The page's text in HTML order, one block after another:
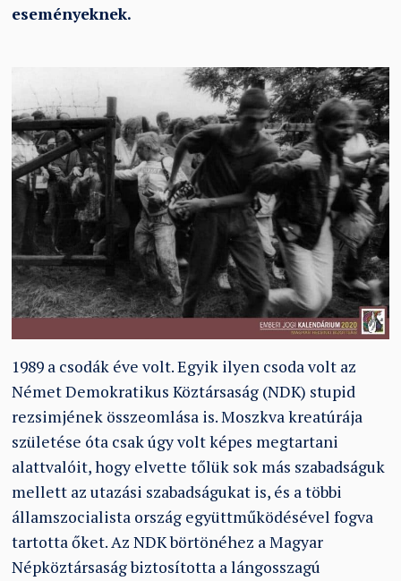
eseményeknek.
1989 a csodák éve volt. Egyik ilyen csoda volt az
Német Demokratikus Köztársaság (NDK) stupid
rezsimjének összeomlása is. Moszkva kreatúrája
születése óta csak úgy volt képes megtartani
alattvalóit, hogy elvette tőlük sok más szabadságuk
mellett az utazási szabadságukat is, és a többi
államszocialista ország együttműködésével fogva
tartotta őket. Az NDK börtönéhez a Magyar
Népköztársaság biztosította a lángosszagú